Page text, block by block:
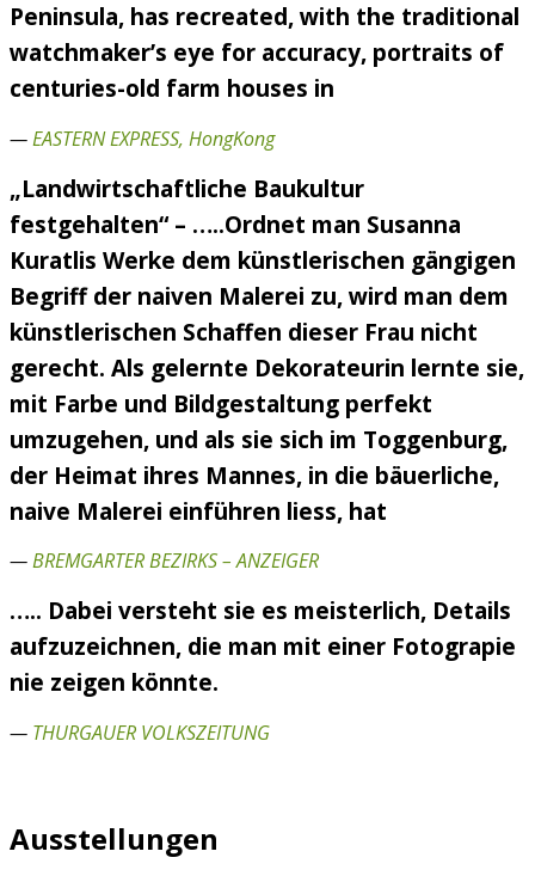
Peninsula, has recreated, with the traditional
watchmaker’s eye for accuracy, portraits of
centuries-old farm houses in
—EASTERN EXPRESS, HongKong
„Landwirtschaftliche Baukultur
festgehalten“ – …..Ordnet man Susanna
Kuratlis Werke dem künstlerischen gängigen
Begriff der naiven Malerei zu, wird man dem
künstlerischen Schaffen dieser Frau nicht
gerecht. Als gelernte Dekorateurin lernte sie,
mit Farbe und Bildgestaltung perfekt
umzugehen, und als sie sich im Toggenburg,
der Heimat ihres Mannes, in die bäuerliche,
naive Malerei einführen liess, hat
—BREMGARTER BEZIRKS – ANZEIGER
….. Dabei versteht sie es meisterlich, Details
aufzuzeichnen, die man mit einer Fotograpie
nie zeigen könnte.
— THURGAUER VOLKSZEITUNG
Ausstellungen